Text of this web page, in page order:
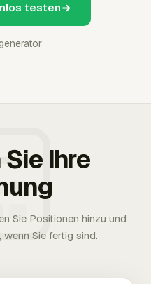
testen
Ihre
Sie Positionen hinzu und
wenn Sie fertig sind.